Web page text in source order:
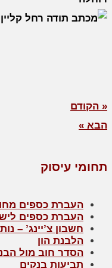
« הקודם
הבא »
תחומי עיסוק
העברת כספים
העברת כספים
חשבון צ’יינג’ –
הלבנת הון
הסדר חוב מול
תביעות בנקים